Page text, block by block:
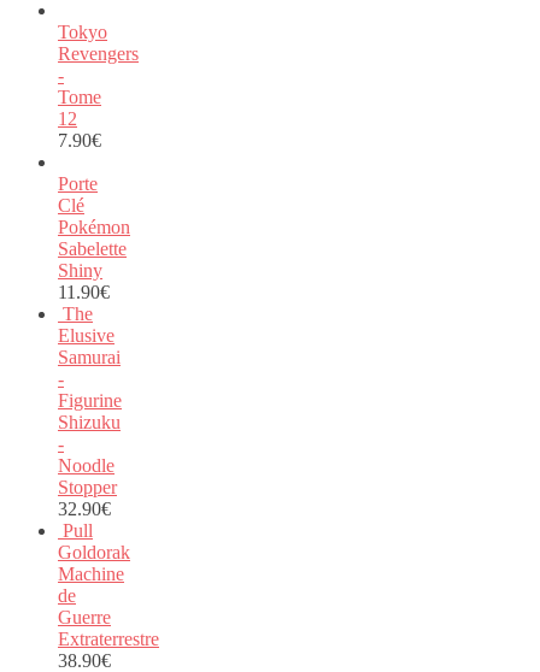
Tokyo
Revengers
-
Tome
12
7.90€
Porte
Clé
Pokémon
Sabelette
Shiny
11.90€
The
Elusive
Samurai
-
Figurine
Shizuku
-
Noodle
Stopper
32.90€
Pull
Goldorak
Machine
de
Guerre
Extraterrestre
38.90€